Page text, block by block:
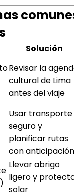
Solución
Revisar la
cultural de Lima
antes del viaje
Usar transporte
seguro y
planificar rutas
con anticipación
Llevar abrigo
ligero y
solar